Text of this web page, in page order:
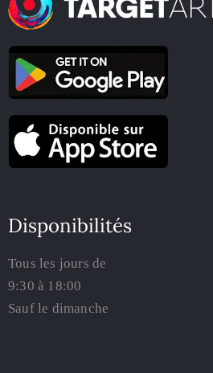
Disponibilités
Tous les jours de
9:30 à 18:00
Sauf le dimanche